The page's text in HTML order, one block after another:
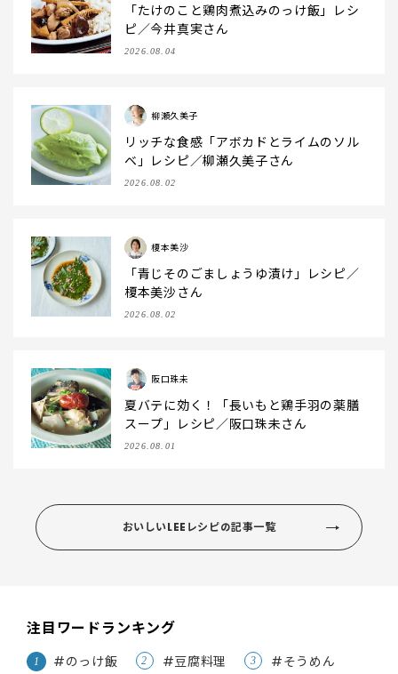
「たけのこと鶏肉煮込みのっけ飯」レシ
ピ／今井真実さん
2026.08.04
柳瀬久美子
リッチな食感「アボカドとライムのソル
ベ」レシピ／柳瀬久美子さん
2026.08.02
榎本美沙
「青じそのごましょうゆ漬け」レシピ／
榎本美沙さん
2026.08.02
阪口珠未
夏バテに効く！「長いもと鶏手羽の薬膳
スープ」レシピ／阪口珠未さん
2026.08.01
おいしいLEEレシピの記事一覧
注目ワードランキング
#のっけ飯 #豆腐料理
#そうめん